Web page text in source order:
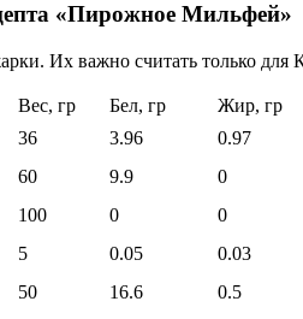
«Пирожное Мильфей»
Их важно считать только
Вес, гр Бел, гр Жир, гр
36 3.96 0.97
60 9.9 0
100 0 0
5 0.05 0.03
50 16.6 0.5